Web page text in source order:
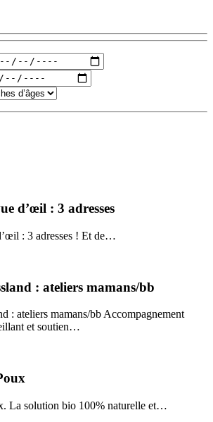
d’œil : 3 adresses
: 3 adresses ! Et de…
: ateliers mamans/bb
: ateliers mamans/bb Accompagnement
et soutien…
La solution bio 100% naturelle et…